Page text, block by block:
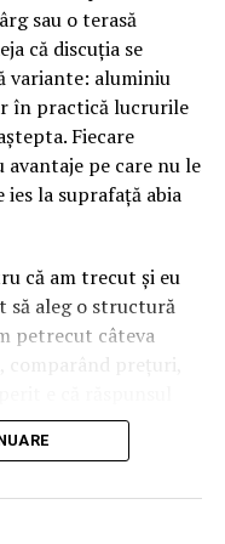
sau o terasă
că discuția se
variante: aluminiu
în practică lucrurile
Fiecare
pe care nu le
ies la suprafață abia
că am trecut și eu
să aleg o structură
petrecut câteva
prețuri,
cât de des muți
de înfruntat.